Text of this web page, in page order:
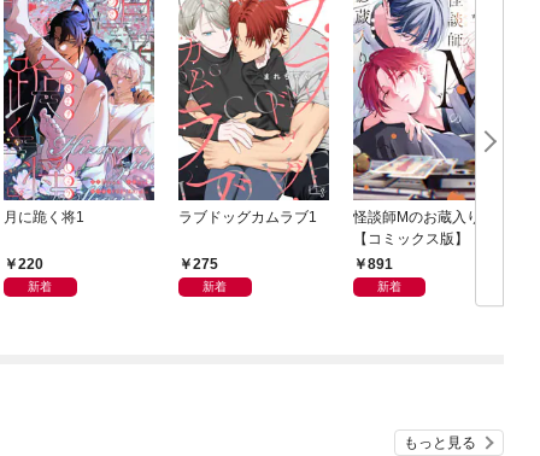
月に跪く将1
220
新着
ラブドッグカムラブ1
275
新着
怪談師Mのお蔵入り
【コミックス版】
891
新着
もっと見る